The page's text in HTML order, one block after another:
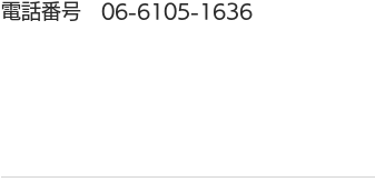
電話番号　06-6105-1636